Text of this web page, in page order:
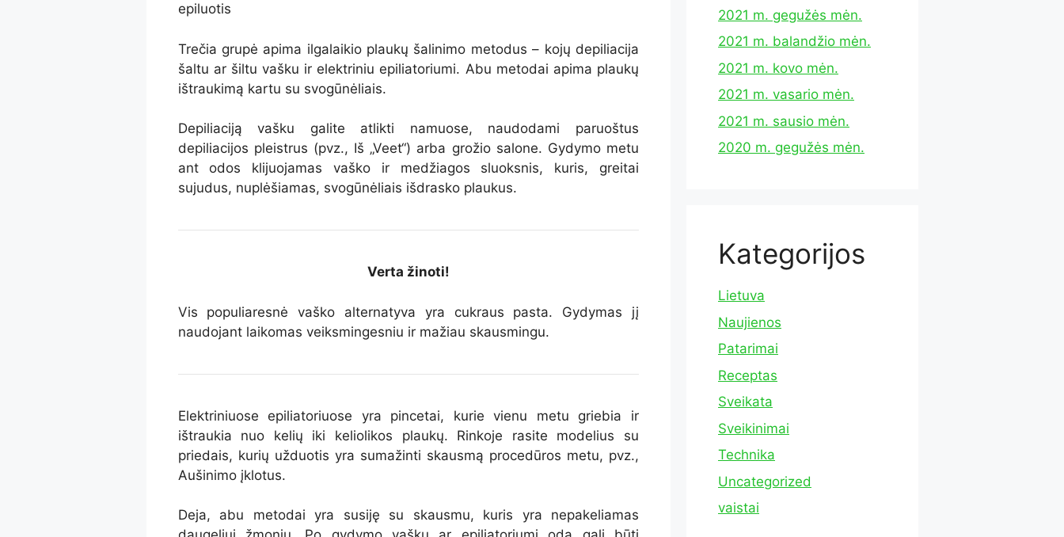
epiluotis
Trečia grupė apima ilgalaikio plaukų šalinimo metodus – kojų depiliacija
šaltu ar šiltu vašku ir elektriniu epiliatoriumi. Abu metodai apima plaukų
ištraukimą kartu su svogūnėliais.
Depiliaciją vašku galite atlikti namuose, naudodami paruoštus
depiliacijos pleistrus (pvz., Iš „Veet“) arba grožio salone. Gydymo metu
ant odos klijuojamas vaško ir medžiagos sluoksnis, kuris, greitai
sujudus, nuplėšiamas, svogūnėliais išdrasko plaukus.
Verta žinoti!
Vis populiaresnė vaško alternatyva yra cukraus pasta. Gydymas jį
naudojant laikomas veiksmingesniu ir mažiau skausmingu.
Elektriniuose epiliatoriuose yra pincetai, kurie vienu metu griebia ir
ištraukia nuo kelių iki keliolikos plaukų. Rinkoje rasite modelius su
priedais, kurių užduotis yra sumažinti skausmą procedūros metu, pvz.,
Aušinimo įklotus.
Deja, abu metodai yra susiję su skausmu, kuris yra nepakeliamas
2021 m. gegužės mėn.
2021 m. balandžio mėn.
2021 m. kovo mėn.
2021 m. vasario mėn.
2021 m. sausio mėn.
2020 m. gegužės mėn.
Kategorijos
Lietuva
Naujienos
Patarimai
Receptas
Sveikata
Sveikinimai
Technika
Uncategorized
vaistai